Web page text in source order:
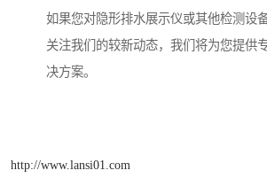
如果您对隐形排水展示仪或其他检测设
关注我们的较新动态，我们将为您提供
决方案。
http://www.lansi01.com